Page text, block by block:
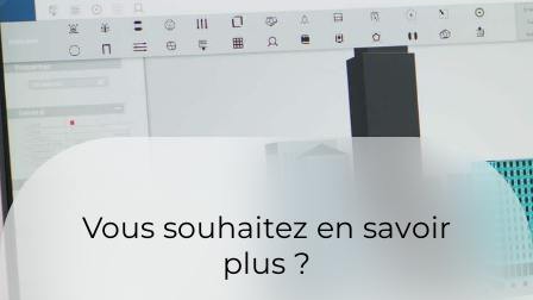
Vous souhaitez en savoir
plus ?